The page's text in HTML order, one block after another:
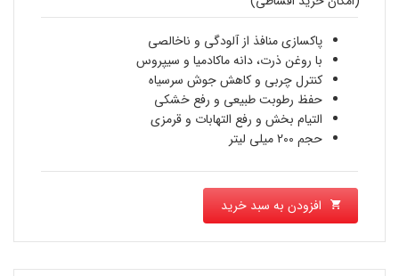
2,100,000 تومان
بود.
قیمت
فعلی
1,880,000 تومان
است.
پاکسازی منافذ از آلودگی و ناخالصی
با روغن ذرت، دانه ماکادمیا و سیپروس
کنترل چربی و کاهش جوش سرسیاه
حفظ رطوبت طبیعی و رفع خشکی
التیام بخش و رفع التهابات و قرمزی
حجم 200 میلی لیتر
افزودن به سبد خرید